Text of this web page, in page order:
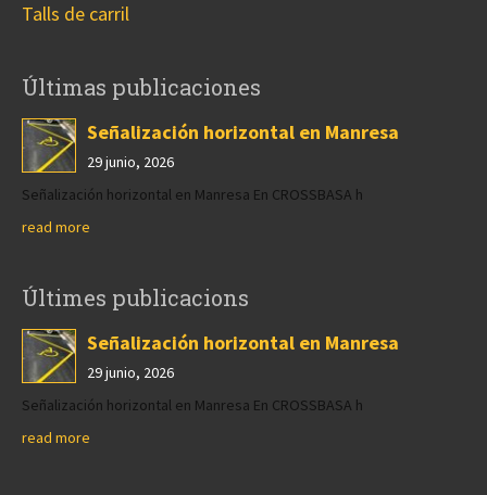
Talls de carril
Últimas publicaciones
Señalización horizontal en Manresa
29 junio, 2026
Señalización horizontal en Manresa En CROSSBASA h
read more
Últimes publicacions
Señalización horizontal en Manresa
29 junio, 2026
Señalización horizontal en Manresa En CROSSBASA h
read more